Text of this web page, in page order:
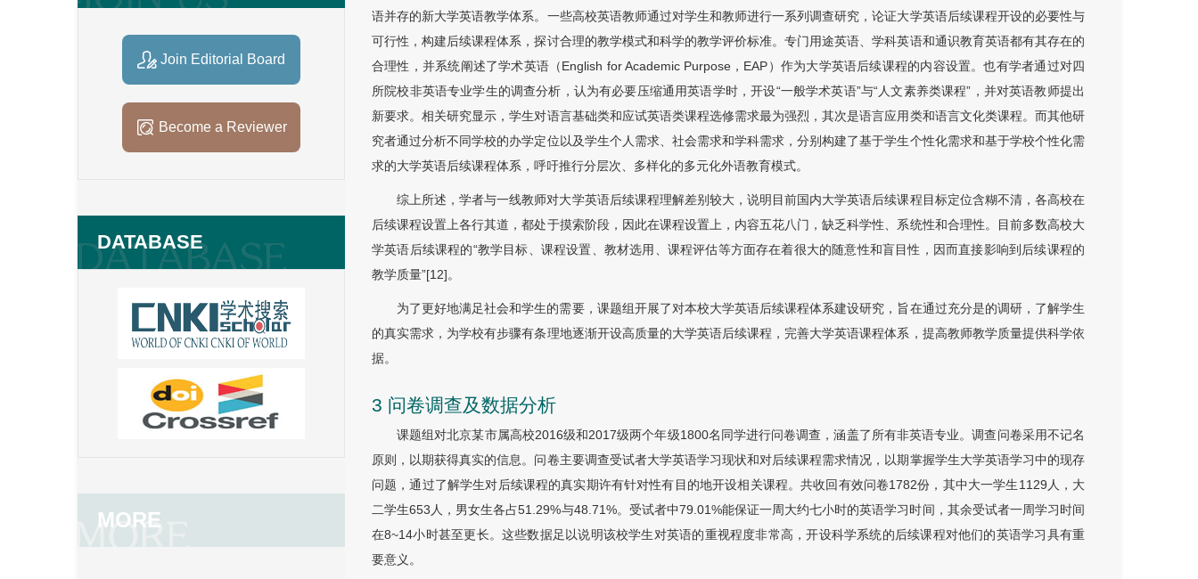
Join Editorial Board
Become a Reviewer
DATABASE
MORE
语并存的新大学英语教学体系。一些高校英语教师通过对学生和教师进行一系列调查研究，论证大学英语后续课程开设的必要性与
可行性，构建后续课程体系，探讨合理的教学模式和科学的教学评价标准。专门用途英语、学科英语和通识教育英语都有其存在的
合理性，并系统阐述了学术英语（English for Academic Purpose，EAP）作为大学英语后续课程的内容设置。也有学者通过对四
所院校非英语专业学生的调查分析，认为有必要压缩通用英语学时，开设“一般学术英语”与“人文素养类课程”，并对英语教师提出
新要求。相关研究显示，学生对语言基础类和应试英语类课程选修需求最为强烈，其次是语言应用类和语言文化类课程。而其他研
究者通过分析不同学校的办学定位以及学生个人需求、社会需求和学科需求，分别构建了基于学生个性化需求和基于学校个性化需
求的大学英语后续课程体系，呼吁推行分层次、多样化的多元化外语教育模式。
综上所述，学者与一线教师对大学英语后续课程理解差别较大，说明目前国内大学英语后续课程目标定位含糊不清，各高校在
后续课程设置上各行其道，都处于摸索阶段，因此在课程设置上，内容五花八门，缺乏科学性、系统性和合理性。目前多数高校大
学英语后续课程的“教学目标、课程设置、教材选用、课程评估等方面存在着很大的随意性和盲目性，因而直接影响到后续课程的
教学质量”[12]。
为了更好地满足社会和学生的需要，课题组开展了对本校大学英语后续课程体系建设研究，旨在通过充分是的调研，了解学生
的真实需求，为学校有步骤有条理地逐渐开设高质量的大学英语后续课程，完善大学英语课程体系，提高教师教学质量提供科学依
据。
3 问卷调查及数据分析
课题组对北京某市属高校2016级和2017级两个年级1800名同学进行问卷调查，涵盖了所有非英语专业。调查问卷采用不记名
原则，以期获得真实的信息。问卷主要调查受试者大学英语学习现状和对后续课程需求情况，以期掌握学生大学英语学习中的现存
问题，通过了解学生对后续课程的真实期许有针对性有目的地开设相关课程。共收回有效问卷1782份，其中大一学生1129人，大
二学生653人，男女生各占51.29%与48.71%。受试者中79.01%能保证一周大约七小时的英语学习时间，其余受试者一周学习时间
在8~14小时甚至更长。这些数据足以说明该校学生对英语的重视程度非常高，开设科学系统的后续课程对他们的英语学习具有重
要意义。